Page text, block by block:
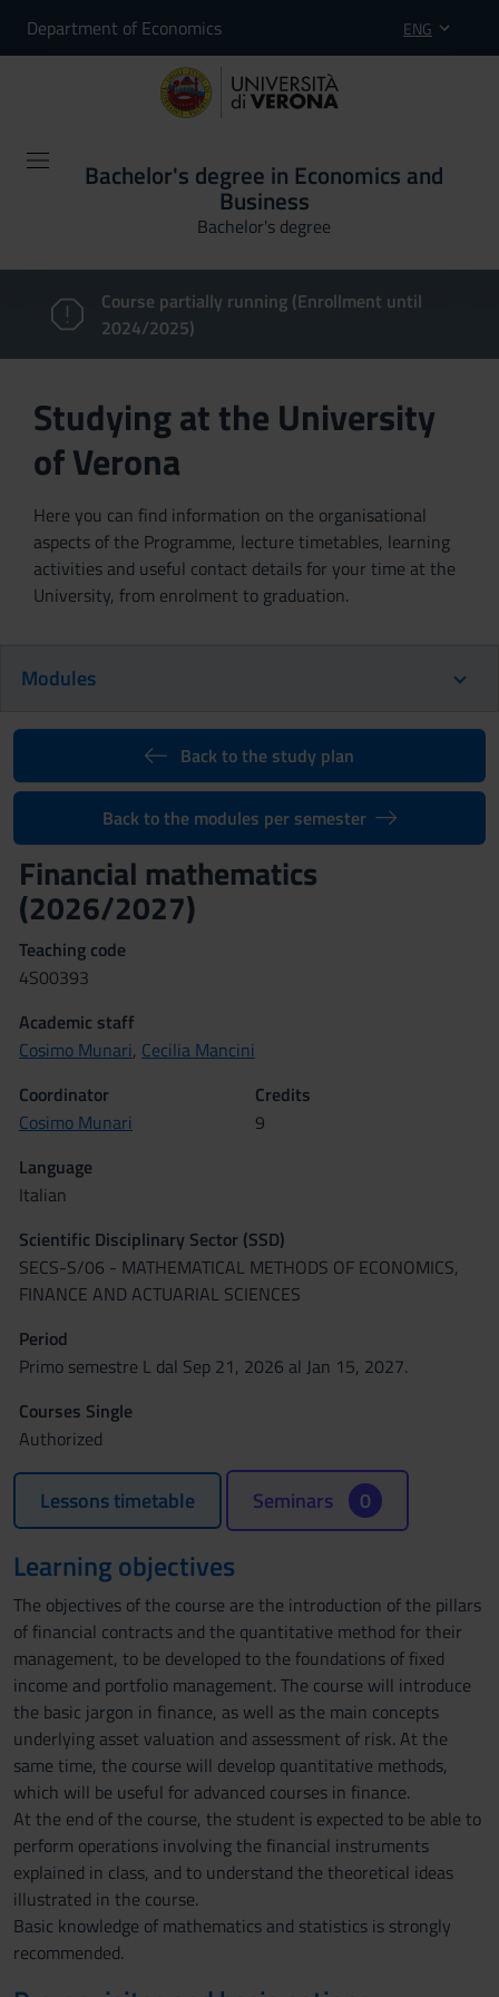
Department of Economics ENG
Bachelor's degree in Economics and
Business
Bachelor's degree
Course partially running (Enrollment until
2024/2025)
Studying at the University
of Verona
Here you can find information on the organisational
aspects of the Programme, lecture timetables, learning
activities and useful contact details for your time at the
University, from enrolment to graduation.
Modules
Back to the study plan
Back to the modules per semester
Financial mathematics
(2026/2027)
Teaching code
4S00393
Academic staff
Cosimo Munari, Cecilia Mancini
Coordinator
Cosimo Munari
Credits
9
Language
Italian
Scientific Disciplinary Sector (SSD)
SECS-S/06 - MATHEMATICAL METHODS OF ECONOMICS,
FINANCE AND ACTUARIAL SCIENCES
Period
Primo semestre L dal Sep 21, 2026 al Jan 15, 2027.
Courses Single
Authorized
Lessons timetable Seminars 0
Learning objectives
The objectives of the course are the introduction of the pillars
of financial contracts and the quantitative method for their
management, to be developed to the foundations of fixed
income and portfolio management. The course will introduce
the basic jargon in finance, as well as the main concepts
underlying asset valuation and assessment of risk. At the
same time, the course will develop quantitative methods,
which will be useful for advanced courses in finance.
At the end of the course, the student is expected to be able to
perform operations involving the financial instruments
explained in class, and to understand the theoretical ideas
illustrated in the course.
Basic knowledge of mathematics and statistics is strongly
recommended.